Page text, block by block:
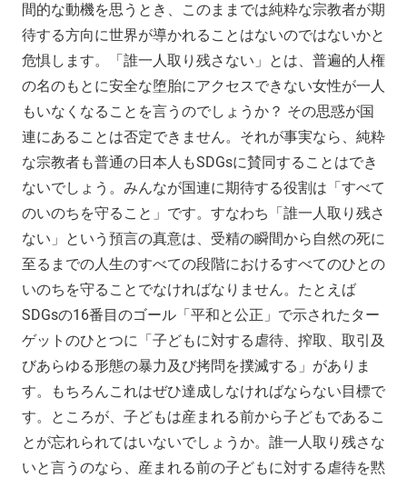
間的な動機を思うとき、このままでは純粋な宗教者が期
待する方向に世界が導かれることはないのではないかと
危惧します。「誰一人取り残さない」とは、普遍的人権
の名のもとに安全な堕胎にアクセスできない女性が一人
もいなくなることを言うのでしょうか？ その思惑が国
連にあることは否定できません。それが事実なら、純粋
な宗教者も普通の日本人もSDGsに賛同することはでき
ないでしょう。みんなが国連に期待する役割は「すべて
のいのちを守ること」です。すなわち「誰一人取り残さ
ない」という預言の真意は、受精の瞬間から自然の死に
至るまでの人生のすべての段階におけるすべてのひとの
いのちを守ることでなければなりません。たとえば
SDGsの16番目のゴール「平和と公正」で示されたター
ゲットのひとつに「子どもに対する虐待、搾取、取引及
びあらゆる形態の暴力及び拷問を撲滅する」がありま
す。もちろんこれはぜひ達成しなければならない目標で
す。ところが、子どもは産まれる前から子どもであるこ
とが忘れられてはいないでしょうか。誰一人取り残さな
いと言うのなら、産まれる前の子どもに対する虐待を黙